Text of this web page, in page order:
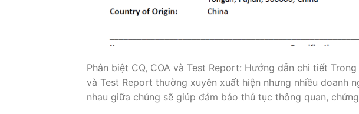
Phân biệt CQ, COA và Test Report: Hướng dẫn chi tiết
và Test Report thường xuyên xuất hiện nhưng nhiều doanh
nhau giữa chúng sẽ giúp đảm bảo thủ tục thông quan,